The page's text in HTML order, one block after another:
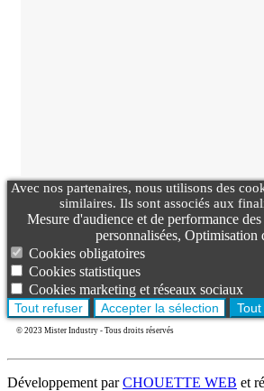
Avec nos partenaires, nous utilisons des
similaires. Ils sont associés aux
Mesure d'audience et de performance
personnalisées, Optimisation
Cookies obligatoires
Cookies statistiques
Cookies marketing et réseaux sociaux
Tout refuser Accepter la sélection
© 2023 Mister Industry - Tous droits réservés
Développement parCHOUETTE WEB et